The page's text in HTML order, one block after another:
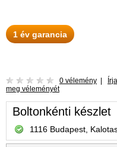
1 év garancia
0 vélemény
Írja
meg véleményét
Boltonkénti készlet
1116 Budapest,